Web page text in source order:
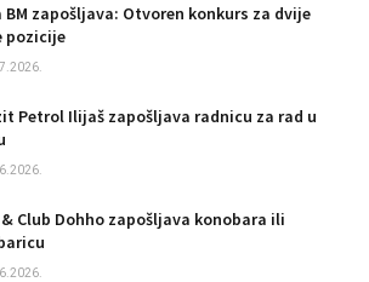
BM zapošljava: Otvoren konkurs za dvije
pozicije
Petrol Ilijaš zapošljava radnicu za rad u
& Club Dohho zapošljava konobara ili